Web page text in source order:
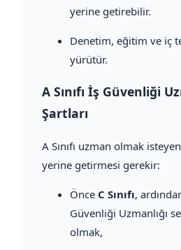
yerine getirebilir.
Denetim, eğitim ve iç
yürütür.
A Sınıfı İş Güvenliği
Şartları
A Sınıfı uzman olmak
yerine getirmesi gerekir:
Önce C Sınıfı,
Güvenliği Uzmanlığı
olmak,